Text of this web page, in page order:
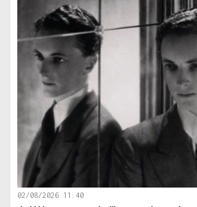
02/08/2026 11:40